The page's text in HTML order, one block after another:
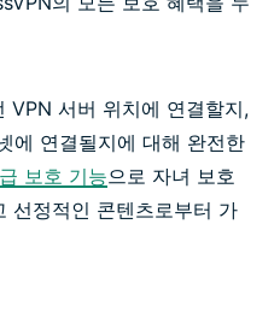
서버 위치에 연결할지,
에 연결될지에 대해 완전한
보호 기능으로 자녀 보호
선정적인 콘텐츠로부터 가